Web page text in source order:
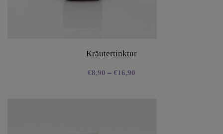
Kräutertinktur
€8,90 – €16,90